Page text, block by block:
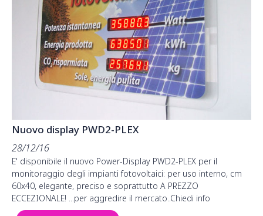
Nuovo display PWD2-PLEX
28/12/16
E' disponibile il nuovo Power-Display PWD2-PLEX per il
monitoraggio degli impianti fotovoltaici: per uso interno, cm
60x40, elegante, preciso e soprattutto A PREZZO
ECCEZIONALE! ...per aggredire il mercato..Chiedi info